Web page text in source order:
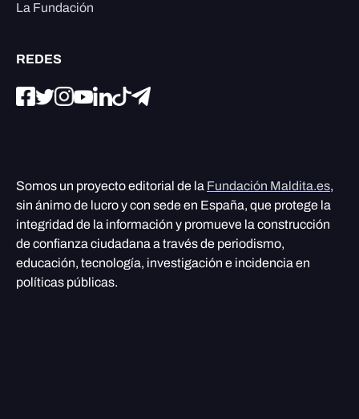
La Fundación
REDES
Somos un proyecto editorial de la Fundación Maldita.es,
sin ánimo de lucro y con sede en España, que protege la
integridad de la información y promueve la construcción
de confianza ciudadana a través de periodismo,
educación, tecnología, investigación e incidencia en
políticas públicas.